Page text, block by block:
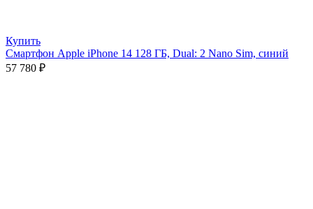
Купить
Смартфон Apple iPhone 14 128 ГБ, Dual: 2 Nano Sim, синий
57 780 ₽